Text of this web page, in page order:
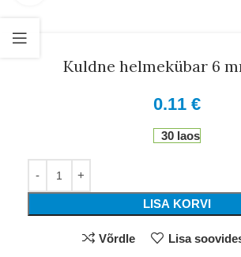
Kuldne helmekübar 6
0.11 €
30 laos
LISA KORVI
Võrdle Lisa